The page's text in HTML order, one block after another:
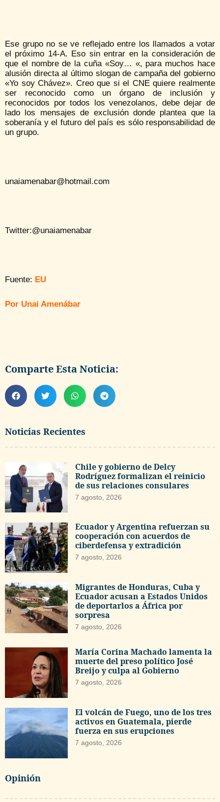
Noticias Recientes
Chile y gobierno de Delcy
Rodríguez formalizan el reinicio
de sus relaciones consulares
7 agosto, 2026
Ecuador y Argentina refuerzan su
cooperación con acuerdos de
ciberdefensa y extradición
7 agosto, 2026
Migrantes de Honduras, Cuba y
Ecuador acusan a Estados Unidos
de deportarlos a África por
sorpresa
7 agosto, 2026
María Corina Machado lamenta la
muerte del preso político José
Breijo y culpa al Gobierno
7 agosto, 2026
El volcán de Fuego, uno de los tres
activos en Guatemala, pierde
fuerza en sus erupciones
7 agosto, 2026
Opinión
Ese grupo no se ve reflejado entre los llamados a votar
el próximo 14-A. Eso sin entrar en la consideración de
que el nombre de la cuña «Soy… «, para muchos hace
alusión directa al último slogan de campaña del gobierno
«Yo soy Chávez». Creo que si el CNE quiere realmente
ser reconocido como un órgano de inclusión y
reconocidos por todos los venezolanos, debe dejar de
lado los mensajes de exclusión donde plantea que la
soberanía y el futuro del país es sólo responsabilidad de
un grupo.
unaiamenabar@hotmail.com
Twitter:@unaiamenabar
Fuente: EU
Por Unai Amenábar
Comparte Esta Noticia: